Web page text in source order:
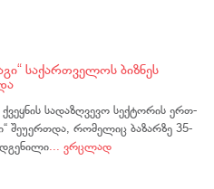
საქართველოს ბიზნეს
სადაზღვევო სექტორის ერთ-
შეუერთდა, რომელიც ბაზარზე 35-
... ვრცლად